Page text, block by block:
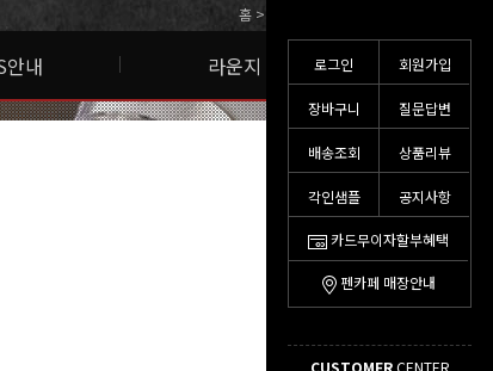
로그인 회원가입
장바구니 질문답변
배송조회 상품리뷰
각인샘플 공지사항
카드무이자할부혜택
펜카페 매장안내
CUSTOMERCENTER
홈 >
안내 라운지 스토리